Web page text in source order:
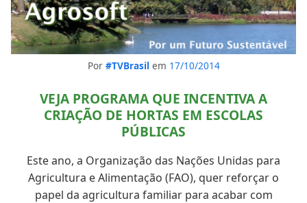
Por #TVBrasil em 17/10/2014
VEJA PROGRAMA QUE INCENTIVA A
CRIAÇÃO DE HORTAS EM ESCOLAS
PÚBLICAS
Este ano, a Organização das Nações Unidas para
Agricultura e Alimentação (FAO), quer reforçar o
papel da agricultura familiar para acabar com